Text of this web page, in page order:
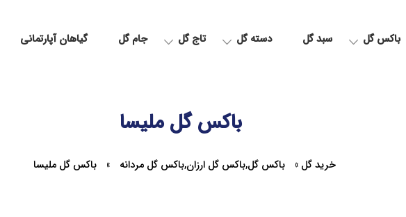
باکس گل سبد گل دسته گل تاج گل جام گل گیاهان آپارتمانی
باکس گل ملیسا
خرید گل » باکس گل,باکس گل ارزان,باکس گل مردانه » باکس گل ملیسا